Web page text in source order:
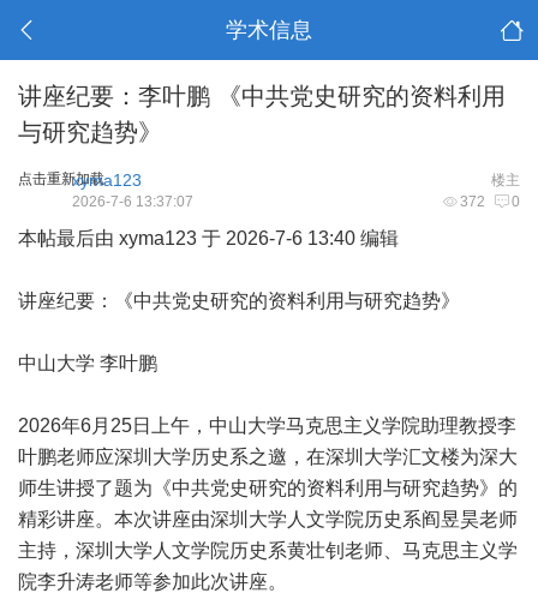
学术信息
讲座纪要：李叶鹏 《中共党史研究的资料利用
与研究趋势》
点击重新加载 楼主
xyma123
372 0
2026-7-6 13:37:07
本帖最后由 xyma123 于 2026-7-6 13:40 编辑
讲座纪要：《中共党史研究的资料利用与研究趋势》
中山大学 李叶鹏
2026年6月25日上午，中山大学马克思主义学院助理教授李
叶鹏老师应深圳大学历史系之邀，在深圳大学汇文楼为深大
师生讲授了题为《中共党史研究的资料利用与研究趋势》的
精彩讲座。本次讲座由深圳大学人文学院历史系阎昱昊老师
主持，深圳大学人文学院历史系黄壮钊老师、马克思主义学
院李升涛老师等参加此次讲座。